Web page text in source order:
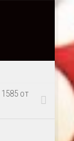
от